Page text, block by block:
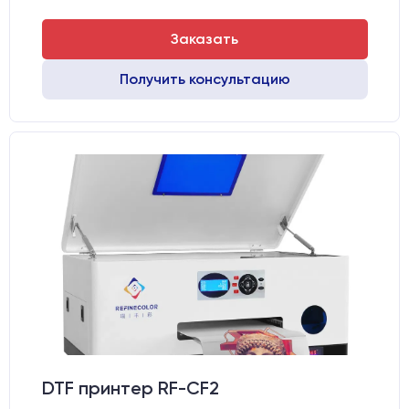
Заказать
Получить консультацию
DTF принтер RF-CF2